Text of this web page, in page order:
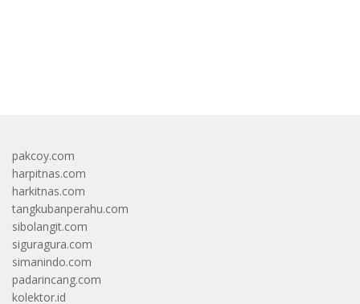
pakcoy.com
harpitnas.com
harkitnas.com
tangkubanperahu.com
sibolangit.com
siguragura.com
simanindo.com
padarincang.com
kolektor.id